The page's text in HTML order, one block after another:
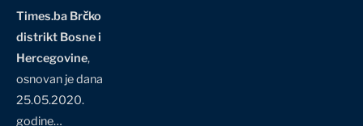
Times.ba Brčko
distrikt Bosne i
Hercegovine,
osnovan je dana
25.05.2020.
godine…